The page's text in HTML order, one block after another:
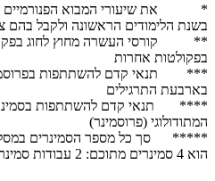
* את שיעורי המבוא הפנורמיים
בשנת הלימודים הראשונה ולקבל בהם
** קורסי העשרה מחוץ לחוג
בפקולטות אחרות
​*** תנאי קדם להשתתפות בפרוסמינר
בארבעת התרגילים
**** תנאי קדם להשתתפות בסמינר:
המתודולוגי (פרוסמינר)
***** סך כל מספר הסמינרים
הוא 4 סמינרים מתוכם: 2 עבודות סמינריוניות ו-2 עבודת רפרט.